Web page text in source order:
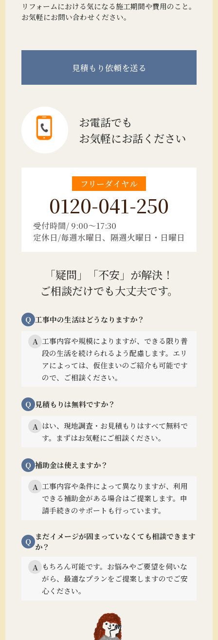
リフォームにおける気になる施工期間や費用のこと。
お気軽にお問い合わせください。
見積もり依頼を送る
お電話でも
お気軽にお話ください
フリーダイヤル
0120-041-250
受付時間/ 9:00～17:30
定休日/毎週水曜日、隔週火曜日・日曜日
「疑問」「不安」が解決！
ご相談だけでも大丈夫です。
Q 工事中の生活はどうなりますか？
A 工事内容や規模によりますが、できる限り普
段の生活を続けられるよう配慮します。 エリ
アによっては、仮住まいのご紹介も可能です
ので、ご相談ください。
Q 見積もりは無料ですか？
A はい、現地調査・お見積もりはすべて無料で
す。まずはお気軽にご相談ください。
Q 補助金は使えますか？
A 工事内容や条件によって異なりますが、利用
できる補助金がある場合はご提案します。 申
請手続きのサポートも行っています。
Q
まだイメージが固まっていなくても相談できます
か？
A もちろん可能です。 お悩みやご要望を伺いな
がら、最適なプランをご提案しますのでご安
心ください。